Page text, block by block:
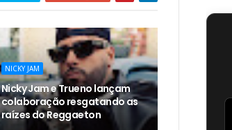
NICKY JAM
Nicky Jam e Trueno lançam
colaboração resgatando as
raízes do Reggaeton